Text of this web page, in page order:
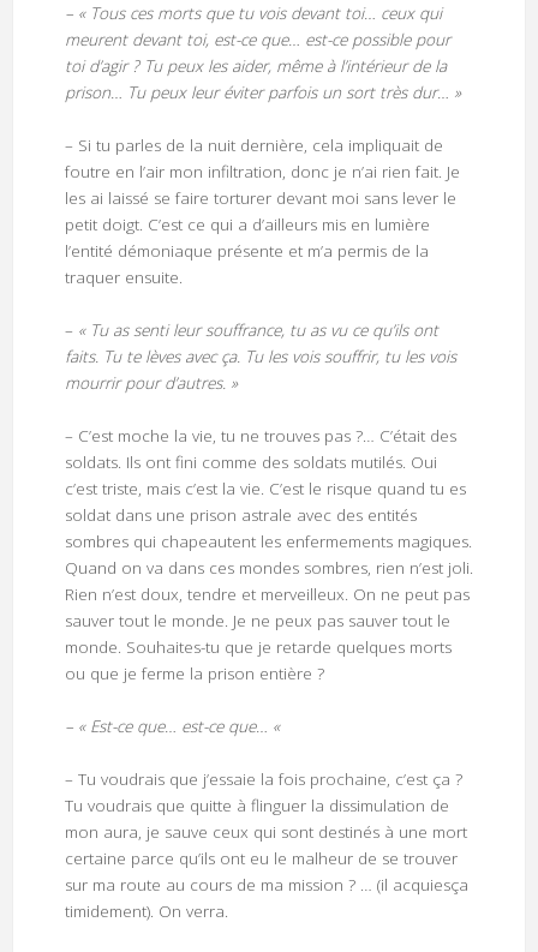
– « Tous ces morts que tu vois devant toi… ceux qui
meurent devant toi, est-ce que… est-ce possible pour
toi d’agir ? Tu peux les aider, même à l’intérieur de la
prison… Tu peux leur éviter parfois un sort très dur… »
– Si tu parles de la nuit dernière, cela impliquait de
foutre en l’air mon infiltration, donc je n’ai rien fait. Je
les ai laissé se faire torturer devant moi sans lever le
petit doigt. C’est ce qui a d’ailleurs mis en lumière
l’entité démoniaque présente et m’a permis de la
traquer ensuite.
– « Tu as senti leur souffrance, tu as vu ce qu’ils ont
faits. Tu te lèves avec ça. Tu les vois souffrir, tu les vois
mourrir pour d’autres. »
– C’est moche la vie, tu ne trouves pas ?… C’était des
soldats. Ils ont fini comme des soldats mutilés. Oui
c’est triste, mais c’est la vie. C’est le risque quand tu es
soldat dans une prison astrale avec des entités
sombres qui chapeautent les enfermements magiques.
Quand on va dans ces mondes sombres, rien n’est joli.
Rien n’est doux, tendre et merveilleux. On ne peut pas
sauver tout le monde. Je ne peux pas sauver tout le
monde. Souhaites-tu que je retarde quelques morts
ou que je ferme la prison entière ?
– « Est-ce que… est-ce que… «
– Tu voudrais que j’essaie la fois prochaine, c’est ça ?
Tu voudrais que quitte à flinguer la dissimulation de
mon aura, je sauve ceux qui sont destinés à une mort
certaine parce qu’ils ont eu le malheur de se trouver
sur ma route au cours de ma mission ? … (il acquiesça
timidement). On verra.